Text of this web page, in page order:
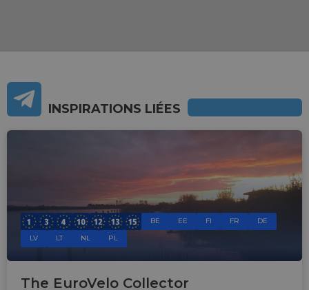
INSPIRATIONS LIÉES
BE EE FI FR
DE
LV
LT NL PL
The EuroVelo Collector